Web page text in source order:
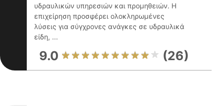
υδραυλικών υπηρεσιών και προμηθειών. Η
επιχείρηση προσφέρει ολοκληρωμένες
λύσεις για σύγχρονες ανάγκες σε υδραυλικά
είδη, ...
9.0 (26)